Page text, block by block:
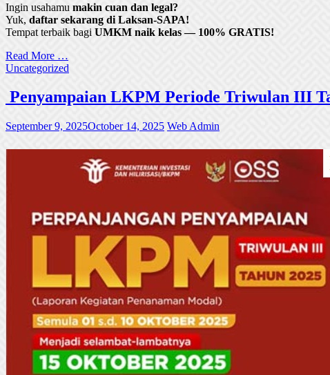
Ingin usahamu makin cuan dan legal?
Yuk, daftar sekarang di Laksan-SAPA!
Tempat terbaik bagi UMKM naik kelas — 100% GRATIS!
Read More …
Uncategorized
Penyampaian LKPM Periode Triwulan III
September 9, 2025October 14, 2025 Web Admin